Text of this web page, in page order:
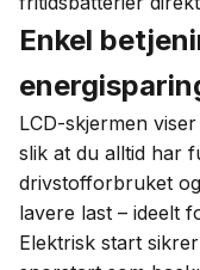
Enkel
LCD-skjermen
slik at du alltid har
drivstofforbruket
lavere last – ideelt
Elektrisk start